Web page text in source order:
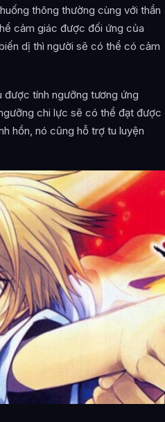
thông thường cùng với thần
cảm giác được đối ứng của
dị thì người sẽ có thể có cảm
được tính ngưỡng tương ứng
chi lực sẽ có thể đạt được
hồn, nó cũng hỗ trợ tu luyện